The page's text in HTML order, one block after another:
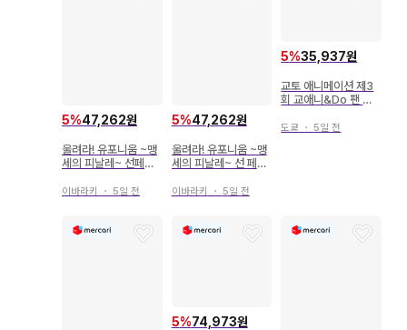
5%47,262원
울려라! 유포니움 ~맹
세의 피날레~ 선페스
와 유코 미개봉품
이바라키 ・ 5일 전
5%47,262원
울려라! 유포니움 ~맹
세의 피날레~ 선 페스
사키 노조미 미개봉품
이바라키 ・ 5일 전
5%35,937원
교토 애니메이션 제3
회 교애니&Do 팬 감
토에서 세계로 편 유포
도쿄 ・5일 전
5%74,973원